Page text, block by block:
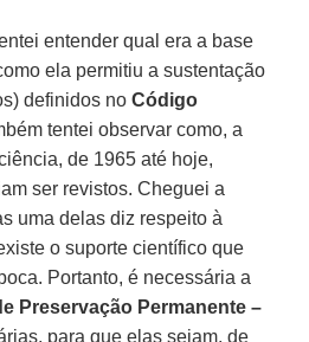
entender qual era a base
ela permitiu a sustentação
definidos noCódigo
tentei observar como, a
de 1965 até hoje,
ser revistos. Cheguei a
uma delas diz respeito à
o suporte científico que
Portanto, é necessária a
Preservação Permanente –
para que elas sejam, de